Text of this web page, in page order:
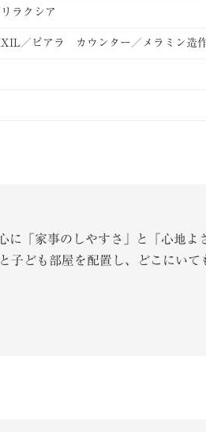
ラクシア
／ピアラ カウンター／メラミン造
に「家事のしやすさ」と「心地よ
子ども部屋を配置し、どこにいて